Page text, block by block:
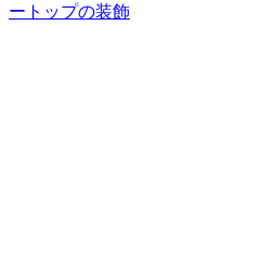
ートップの装飾